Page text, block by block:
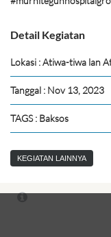
Detail Kegiatan
Lokasi : Atiwa-tiwa lan
Tanggal : Nov 13, 2023
TAGS : Baksos
KEGIATAN LAINNYA